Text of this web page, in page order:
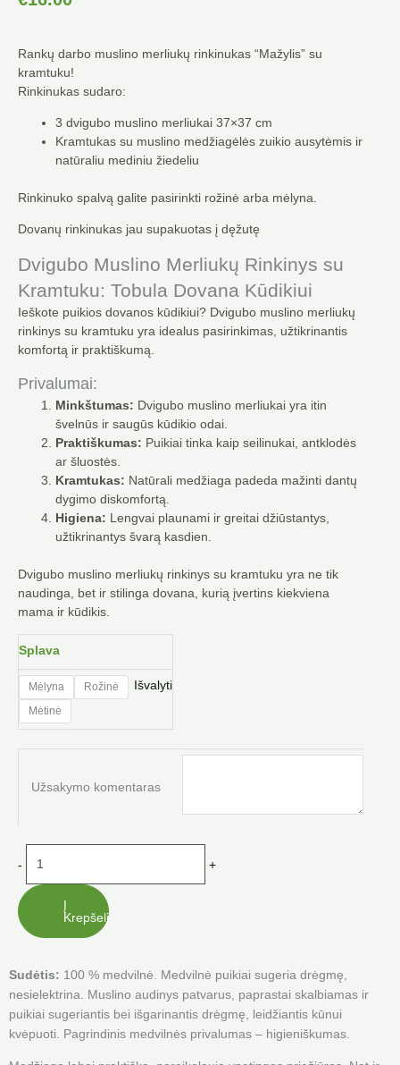
Rankų darbo muslino merliukų rinkinukas “Mažylis” su
kramtuku!
Rinkinukas sudaro:
3 dvigubo muslino merliukai 37×37 cm
Kramtukas su muslino medžiagėlės zuikio ausytėmis ir
natūraliu mediniu žiedeliu
Rinkinuko spalvą galite pasirinkti rožinė arba mėlyna.
Dovanų rinkinukas jau supakuotas į dęžutę
Dvigubo Muslino Merliukų Rinkinys su
Kramtuku: Tobula Dovana Kūdikiui
Ieškote puikios dovanos kūdikiui? Dvigubo muslino merliukų
rinkinys su kramtuku yra idealus pasirinkimas, užtikrinantis
komfortą ir praktiškumą.
Privalumai:
Minkštumas: Dvigubo muslino merliukai yra itin
švelnūs ir saugūs kūdikio odai.
Praktiškumas: Puikiai tinka kaip seilinukai, antklodės
ar šluostės.
Kramtukas: Natūrali medžiaga padeda mažinti dantų
dygimo diskomfortą.
Higiena: Lengvai plaunami ir greitai džiūstantys,
užtikrinantys švarą kasdien.
Dvigubo muslino merliukų rinkinys su kramtuku yra ne tik
naudinga, bet ir stilinga dovana, kurią įvertins kiekviena
mama ir kūdikis.
Splava
Mėlyna
Rožinė
Mėtinė
Išvalyti
Užsakymo komentaras
-
produkto
Dvigubo
muslino
merliukų
kramtuku
+
Į
Krepšelį
Sudėtis: 100 % medvilnė. Medvilnė puikiai sugeria drėgmę,
nesielektrina. Muslino audinys patvarus, paprastai skalbiamas ir
puikiai sugeriantis bei išgarinantis drėgmę, leidžiantis kūnui
kvėpuoti. Pagrindinis medvilnės privalumas – higieniškumas.